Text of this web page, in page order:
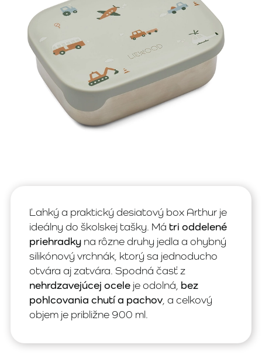
Ľahký a praktický desiatový box Arthur je
ideálny do školskej tašky. Má tri oddelené
priehradky na rôzne druhy jedla a ohybný
silikónový vrchnák, ktorý sa jednoducho
otvára aj zatvára. Spodná časť z
nehrdzavejúcej ocele je odolná, bez
pohlcovania chutí a pachov , a celkový
objem je približne 900 ml.